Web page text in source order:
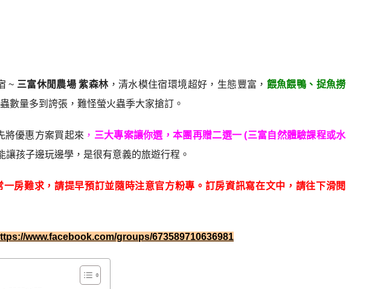
~ 三富休閒農場 紫森林，清水模住宿環境超好，生態豐富， 餵魚餵鴨、捉魚撈
蟲數量多到誇張，難怪螢火蟲季大家搶訂。
將優惠方案買起來 ， 三大專案讓你選，本團再贈二選一 (三富自然體驗課程或水
讓孩子邊玩邊學，是很有意義的旅遊行程。
房難求，請提早預訂並隨時注意官方粉專。訂房資訊寫在文中，請往下滑閱
www.facebook.com/groups/673589710636981